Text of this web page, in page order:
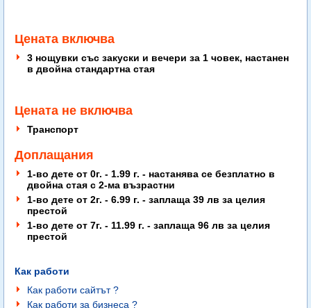
Цената включва
3 нощувки със закуски и вечери за 1 човек, настанен
в двойна стандартна стая
Цената не включва
Транспорт
Доплащания
1-во дете от 0г. - 1.99 г. - настанява се безплатно в
двойна стая с 2-ма възрастни
1-во дете от 2г. - 6.99 г. - заплаща 39 лв за целия
престой
1-во дете от 7г. - 11.99 г. - заплаща 96 лв за целия
престой
Как работи
Как работи сайтът ?
Как работи за бизнеса ?